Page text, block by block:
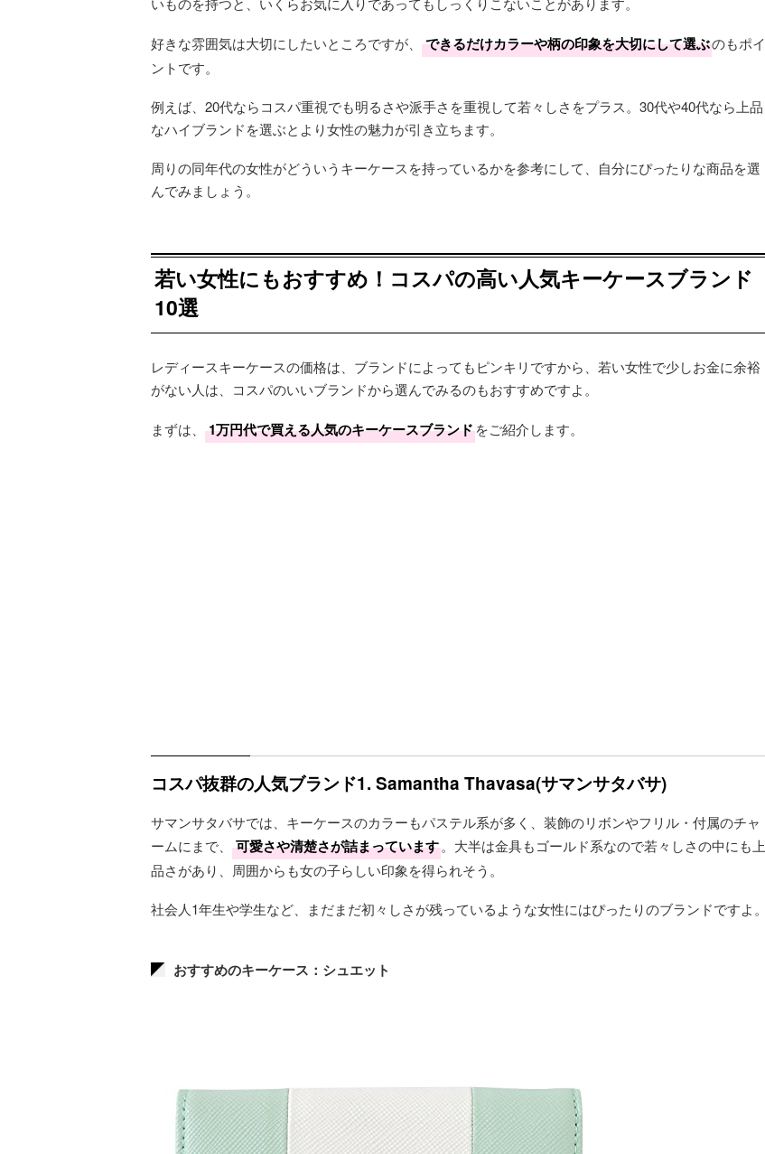
好きな雰囲気は大切にしたいところですが、 できるだけカラーや柄の印象を大切にして選ぶのもポイ
ントです。
例えば、20代ならコスパ重視でも明るさや派手さを重視して若々しさをプラス。30代や40代なら上品
なハイブランドを選ぶとより女性の魅力が引き立ちます。
周りの同年代の女性がどういうキーケースを持っているかを参考にして、自分にぴったりな商品を選
んでみましょう。
若い女性にもおすすめ！コスパの高い人気キーケースブランド
10選
レディースキーケースの価格は、ブランドによってもピンキリですから、若い女性で少しお金に余裕
がない人は、コスパのいいブランドから選んでみるのもおすすめですよ。
まずは、 1万円代で買える人気のキーケースブランドをご紹介します。
コスパ抜群の人気ブランド1. Samantha Thavasa(サマンサタバサ)
サマンサタバサでは、キーケースのカラーもパステル系が多く、装飾のリボンやフリル・付属のチャ
ームにまで、
可愛さや清楚さが詰まっています。大半は金具もゴールド系なので若々しさの中にも上
品さがあり、周囲からも女の子らしい印象を得られそう。
社会人1年生や学生など、まだまだ初々しさが残っているような女性にはぴったりのブランドですよ。
おすすめのキーケース：シュエット